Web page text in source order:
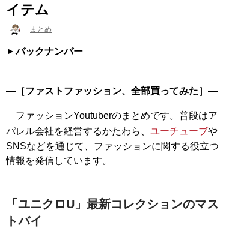
イテム
まとめ
バックナンバー
―［ファストファッション、全部買ってみた］―
ファッションYoutuberのまとめです。普段はア
パレル会社を経営するかたわら、 ユーチューブや
SNSなどを通じて、ファッションに関する役立つ
情報を発信しています。
「ユニクロU」最新コレクションのマス
トバイ